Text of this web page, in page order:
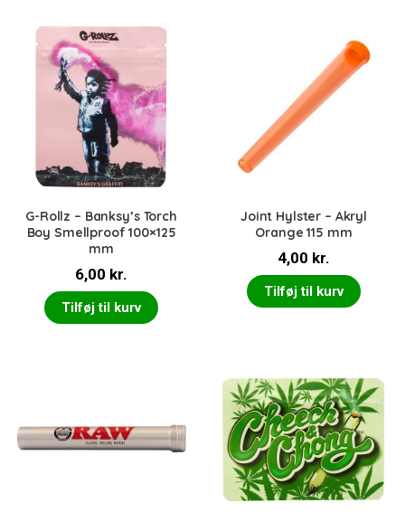
G-Rollz – Banksy’s Torch
Boy Smellproof 100×125
mm
6,00 kr.
Tilføj til kurv
Joint Hylster – Akryl
Orange 115 mm
4,00 kr.
Tilføj til kurv